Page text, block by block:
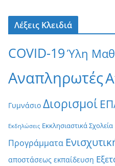
Λέξεις Κλειδιά
COVID-19Ύλη
Αναπληρωτές
Γυμνάσιο Διορισμοί
Εκδηλώσεις Εκκλησιαστικά Σχολεία
Προγράμματα
αποστάσεως εκπαίδευση